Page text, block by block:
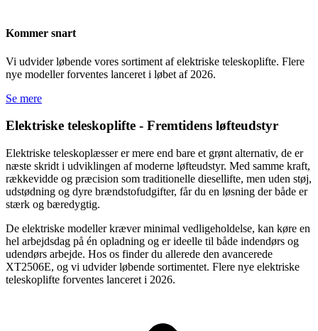
Kommer snart
Vi udvider løbende vores sortiment af elektriske teleskoplifte. Flere
nye modeller forventes lanceret i løbet af 2026.
Se mere
Elektriske teleskoplifte - Fremtidens løfteudstyr
Elektriske teleskoplæsser er mere end bare et grønt alternativ, de er
næste skridt i udviklingen af moderne løfteudstyr. Med samme kraft,
rækkevidde og præcision som traditionelle diesellifte, men uden støj,
udstødning og dyre brændstofudgifter, får du en løsning der både er
stærk og bæredygtig.
De elektriske modeller kræver minimal vedligeholdelse, kan køre en
hel arbejdsdag på én opladning og er ideelle til både indendørs og
udendørs arbejde. Hos os finder du allerede den avancerede
XT2506E, og vi udvider løbende sortimentet. Flere nye elektriske
teleskoplifte forventes lanceret i 2026.